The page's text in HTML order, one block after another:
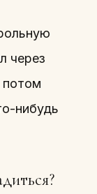
через
потом
нибудь